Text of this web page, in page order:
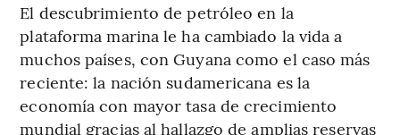
El descubrimiento de petróleo en la
plataforma marina le ha cambiado la vida a
muchos países, con Guyana como el caso más
reciente: la nación sudamericana es la
economía con mayor tasa de crecimiento
mundial gracias al hallazgo de amplias reservas